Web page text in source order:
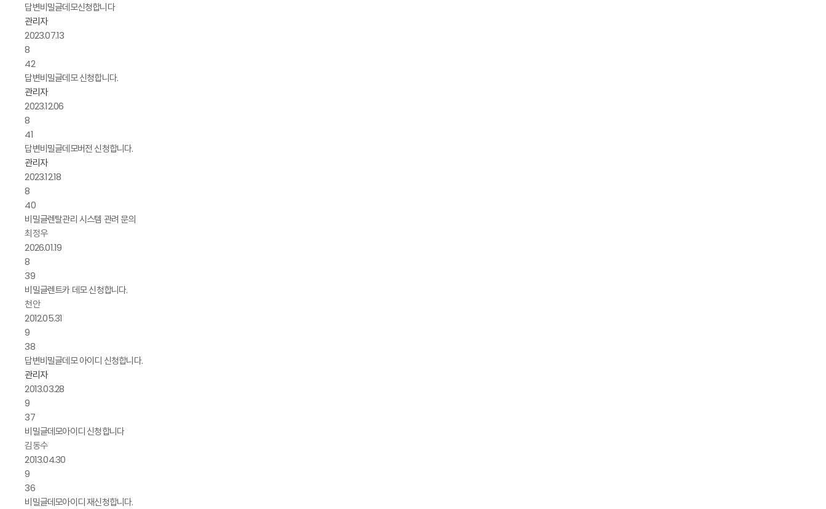
답변비밀글데모신청합니다
관리자
2023.07.13
8
42
답변비밀글데모 신청합니다.
관리자
2023.12.06
8
41
답변비밀글데모버전 신청합니다.
관리자
2023.12.18
8
40
비밀글렌탈관리 시스템 관려 문의
최정우
2026.01.19
8
39
비밀글렌트카 데모 신청합니다.
천안
2012.05.31
9
38
답변비밀글데모 아이디 신청합니다.
관리자
2013.03.28
9
37
비밀글데모아이디 신청합니다
김동수
2013.04.30
9
36
비밀글데모아이디 재신청합니다.